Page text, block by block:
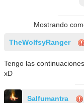
Mostrando
TheWolfsyRanger
Tengo las
xD
Salfumantra